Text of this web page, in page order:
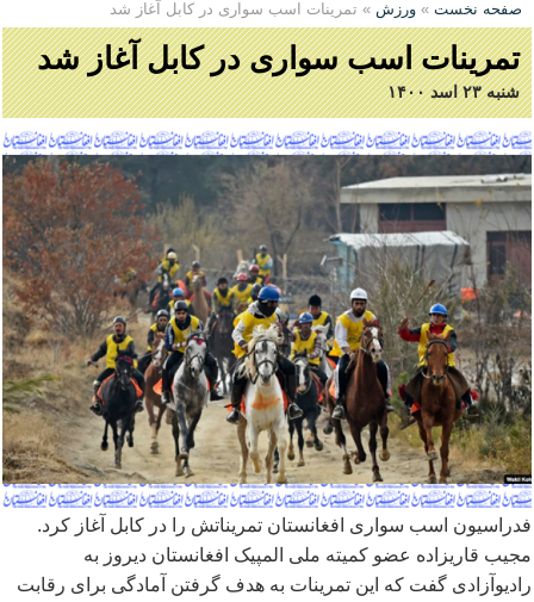
صفحه نخست » ورزش » تمرینات اسب سواری در کابل آغاز شد
تمرینات اسب سواری در کابل آغاز شد
شنبه ۲۳ اسد ۱۴۰۰
فدراسیون اسب سواری افغانستان تمریناتش را در کابل آغاز کرد.
مجیب قاریزاده عضو کمیته ملی المپیک افغانستان دیروز به
رادیوآزادی گفت که این تمرینات به هدف گرفتن آمادگی برای رقابت